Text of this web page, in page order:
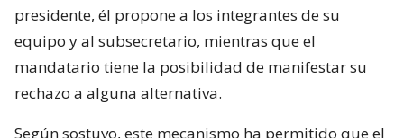
presidente, él propone a los integrantes de su
equipo y al subsecretario, mientras que el
mandatario tiene la posibilidad de manifestar su
rechazo a alguna alternativa.
Según sostuvo, este mecanismo ha permitido que el